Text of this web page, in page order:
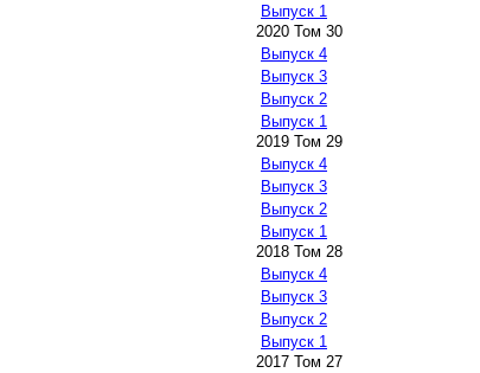
Выпуск 1
2020 Том 30
Выпуск 4
Выпуск 3
Выпуск 2
Выпуск 1
2019 Том 29
Выпуск 4
Выпуск 3
Выпуск 2
Выпуск 1
2018 Том 28
Выпуск 4
Выпуск 3
Выпуск 2
Выпуск 1
2017 Том 27